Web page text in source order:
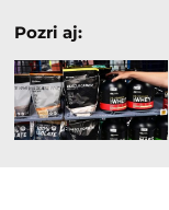
Pozri aj: